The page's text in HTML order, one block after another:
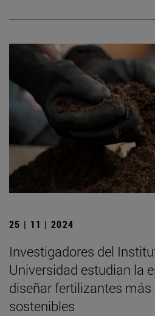
25 | 11 | 2024
Investigadores del
Universidad estudian la
diseñar fertilizantes
sostenibles